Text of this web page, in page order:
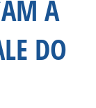
A
DO